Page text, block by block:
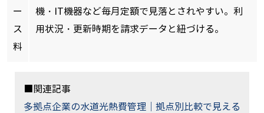
ー
ス
料
機・IT機器など毎月定額で見落とされやすい。利
用状況・更新時期を請求データと紐づける。
■関連記事
多拠点企業の水道光熱費管理｜拠点別比較で見える